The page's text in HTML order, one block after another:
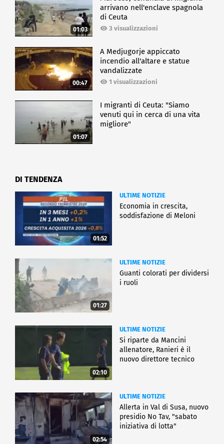
01:03
arrivano nell'enclave spagnola
di Ceuta
3 visualizzazioni
00:47
A Medjugorje appiccato
incendio all'altare e statue
vandalizzate
1 visualizzazioni
01:07
I migranti di Ceuta: "Siamo
venuti qui in cerca di una vita
migliore"
DI TENDENZA
01:52
ULTIME NOTIZIE
Economia in crescita,
soddisfazione di Meloni
01:27
ULTIME NOTIZIE
Guanti colorati per dividersi
i ruoli
02:10
ULTIME NOTIZIE
Si riparte da Mancini
allenatore, Ranieri è il
nuovo direttore tecnico
02:54
ULTIME NOTIZIE
Allerta in Val di Susa, nuovo
presidio No Tav, "sabato
iniziativa di lotta"